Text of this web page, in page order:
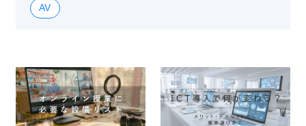
AV